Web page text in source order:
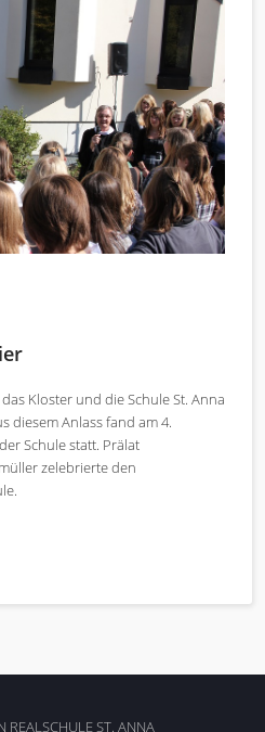
Kloster und die Schule St. Anna
diesem Anlass fand am 4.
Schule statt. Prälat
zelebrierte den
ST. ANNA